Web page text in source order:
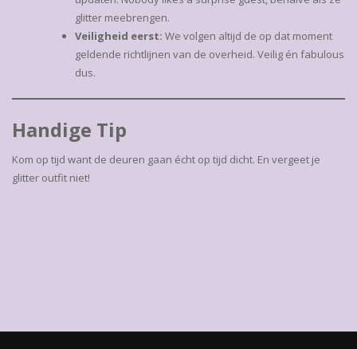
glitter meebrengen.
Veiligheid eerst: We volgen altijd de op dat moment
geldende richtlijnen van de overheid. Veilig én fabulous
dus.
Handige Tip
Kom op tijd want de deuren gaan écht op tijd dicht. En vergeet je
glitter outfit niet!